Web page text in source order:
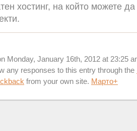
хостинг, на който можете
Monday, January 16th, 2012 at 23:25
any responses to this entry through the
from your own site. Марто+